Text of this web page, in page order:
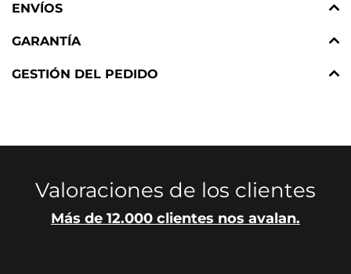
ENVÍOS
GARANTÍA
GESTIÓN DEL PEDIDO
Valoraciones de los clientes
Más de 12.000 clientes nos avalan.